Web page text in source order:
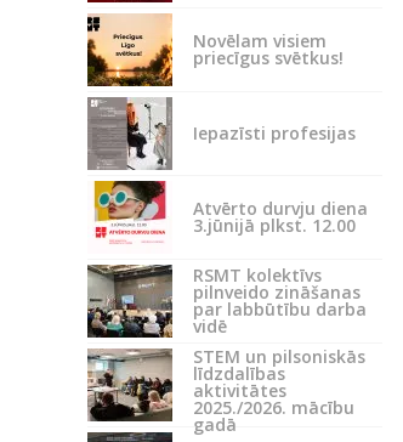
Novēlam visiem
priecīgus svētkus!
Iepazīsti profesijas
Atvērto durvju diena
3.jūnijā plkst. 12.00
RSMT kolektīvs
pilnveido zināšanas
par labbūtību darba
vidē
STEM un pilsoniskās
līdzdalības
aktivitātes
2025./2026. mācību
gadā